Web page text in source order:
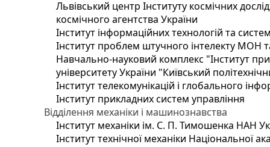
Львівський центр Інституту космічних
космічного агентства України
Інститут інформаційних технологій та
Інститут проблем штучного інтелекту МОН
Навчально-науковий комплекс "Інститут
університету України "Київський
Інститут телекомунікацій і глобального
Інститут прикладних систем управління
Відділення механіки і машинознавства
Інститут механіки ім. С. П. Тимошенка НАН
Інститут технічної механіки Національної